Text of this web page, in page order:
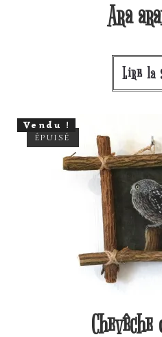
Ara
Lire la
Vendu !
ÉPUISÉ
Chevêche